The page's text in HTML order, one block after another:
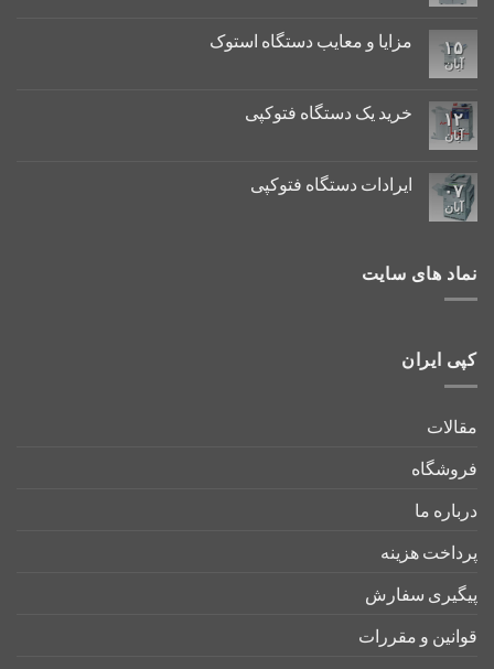
۱۵
آبان
مزایا و معایب دستگاه استوک
۱۲
آبان
خرید یک دستگاه فتوکپی
۰۷
آبان
ایرادات دستگاه فتوکپی
نماد های سایت
کپی ایران
مقالات
فروشگاه
درباره ما
پرداخت هزینه
پیگیری سفارش
قوانین و مقررات